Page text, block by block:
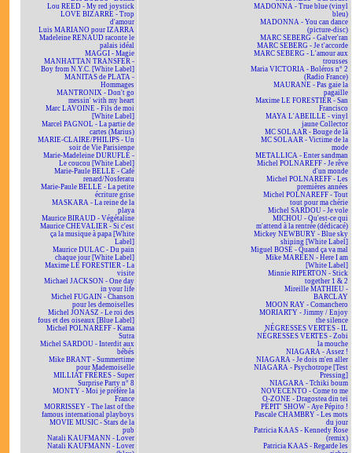
Lou REED - My red joystick
LOVE BIZARRE - Trop
d'amour
Luis MARIANO pour IZARRA
Madeleine RENAUD raconte le
palais idéal
MAGGI - Magie
MANHATTAN TRANSFER -
Boy from N.Y.C. [White Label]
MANITAS de PLATA -
Hommages
MANTRONIX - Don't go
messin' with my heart
Marc LAVOINE - Fils de moi
[White Label]
Marcel PAGNOL - La partie de
cartes (Marius)
MARIE-CLAIRE/PHILIPS - Un
soir de Vie Parisienne
Marie-Madeleine DURUFLÉ -
Le coucou [White Label]
Marie-Paule BELLE - Café
renard/Nosferatu
Marie-Paule BELLE - La petite
écriture grise
MASKARA - La reine de la
playa
Maurice BIRAUD - Végétaline
Maurice CHEVALIER - Si c'est
ça la musique à papa [White
Label]
Maurice DULAC - Du pain
chaque jour [White Label]
Maxime LE FORESTIER - La
visite
Michael JACKSON - One day
in your life
Michel FUGAIN - Chanson
pour les demoiselles
Michel JONASZ - Le roi des
fous et des oiseaux [Blue Label]
Michel POLNAREFF - Kama
Sutra
Michel SARDOU - Interdit aux
bébés
Mike BRANT - Summertime
pour Mademoiselle
MILLIAT FRÈRES - Super
Surprise Party n° 8
MONTY - Moi je préfère la
France
MORRISSEY - The last of the
famous international playboys
MOVIE MUSIC - Stars de la
pub
Natali KAUFMANN - Lover
Natali KAUFMANN - Lover
MADONNA - True blue (vinyl
bleu)
MADONNA - You can dance
(picture-disc)
MARC SEBERG - Galver'ran
MARC SEBERG - Je t'accorde
MARC SEBERG - L'amour aux
trousses
Maria VICTORIA - Boléros n° 2
(Radio France)
MAURANE - Pas gaie la
pagaille
Maxime LE FORESTIER - San
Francisco
MAYA L'ABEILLE - vinyl
jaune Collector
MC SOLAAR - Bouge de là
MC SOLAAR - Victime de la
mode
METALLICA - Enter sandman
Michel POLNAREFF - Je rêve
d'un monde
Michel POLNAREFF - Les
premières années
Michel POLNAREFF - Tout
tout pour ma chérie
Michel SARDOU - Je vole
MICHOU - Qu'est-ce qui
m'attend à la rentrée (dédicacé)
Mickey NEWBURY - Blue sky
shining [White Label]
Miguel BOSÉ - Quand ça va mal
Mike MAREEN - Here I am
[White Label]
Minnie RIPERTON - Stick
together 1 & 2
Mireille MATHIEU -
BARCLAY
MOON RAY - Comanchero
MORIARTY - Jimmy / Enjoy
the silence
NÉGRESSES VERTES - IL
NÉGRESSES VERTES - Zobi
la mouche
NIAGARA - Assez !
NIAGARA - Je dois m'en aller
NIAGARA - Psychotrope [Test
Pressing]
NIAGARA - Tchiki boum
NOVECENTO - Come to me
O-ZONE - Dragostea din teï
PÉPIT' SHOW - Aye Pépito !
Pascale CHAMBRY - Les mots
du jour
Patricia KAAS - Kennedy Rose
(remix)
Patricia KAAS - Regarde les